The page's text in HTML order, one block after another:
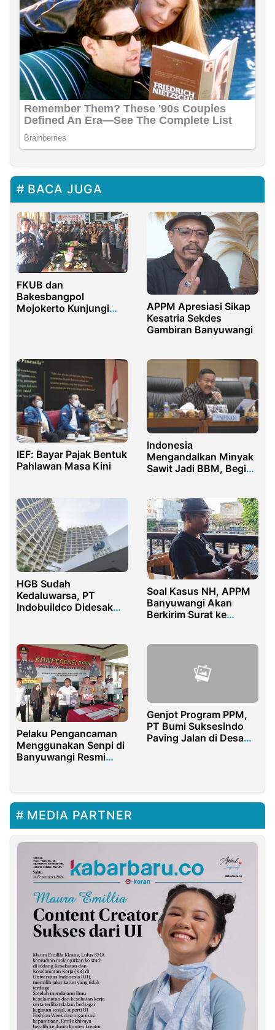
BACA JUGA
FKUB dan
Bakesbangpol
Mojokerto Kunjungi
APPM Apresiasi Sikap
Kesatria Sekdes
Gambiran Banyuwangi
IEF: Bayar Pajak Bentuk
Pahlawan Masa Kini
Indonesia
Mengandalkan Minyak
Sawit Jadi BBM, Begini
HGB Sudah
Kedaluwarsa, PT
Indobuildco Didesak
Soal Kasus NH, APPM
Banyuwangi Akan
Berkirim Surat ke
Pelaku Pengancaman
Menggunakan Senpi di
Banyuwangi Resmi
Genjot Program PPM,
PT Bumi Suksesindo
Paving Jalan di Desa
MEDIA PARTNER